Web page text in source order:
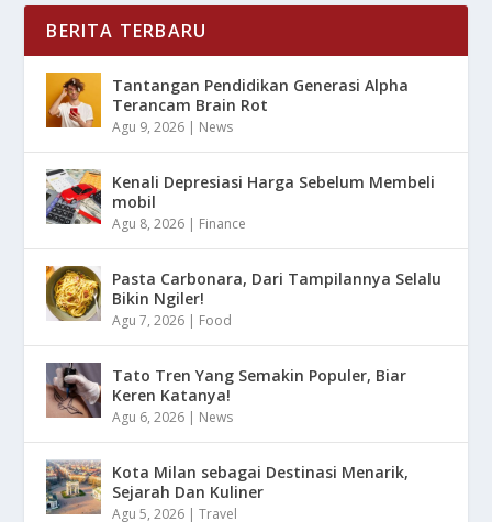
BERITA TERBARU
Tantangan Pendidikan Generasi Alpha
Terancam Brain Rot
Agu 9, 2026 | News
Kenali Depresiasi Harga Sebelum Membeli
mobil
Agu 8, 2026 | Finance
Pasta Carbonara, Dari Tampilannya Selalu
Bikin Ngiler!
Agu 7, 2026 | Food
Tato Tren Yang Semakin Populer, Biar
Keren Katanya!
Agu 6, 2026 | News
Kota Milan sebagai Destinasi Menarik,
Sejarah Dan Kuliner
Agu 5, 2026 |Travel